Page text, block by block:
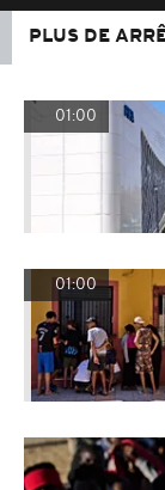
PLUS DE
01:00
01:00